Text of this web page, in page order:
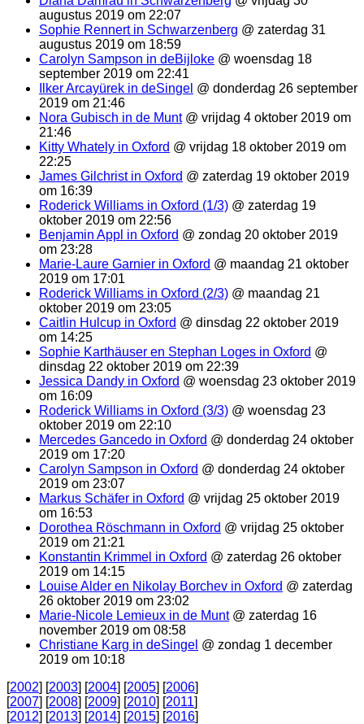
augustus 2019 om 22:07
Sophie Rennert in Schwarzenberg @ zaterdag 31
augustus 2019 om 18:59
Carolyn Sampson in deBijloke @ woensdag 18
september 2019 om 22:41
Ilker Arcayürek in deSingel @ donderdag 26 september
2019 om 21:46
Nora Gubisch in de Munt@ vrijdag 4 oktober 2019 om
21:46
Kitty Whately in Oxford @ vrijdag 18 oktober 2019 om
22:25
James Gilchrist in Oxford @ zaterdag 19 oktober 2019
om 16:39
Roderick Williams in Oxford (1/3) @ zaterdag 19
oktober 2019 om 22:56
Benjamin Appl in Oxford @ zondag 20 oktober 2019
om 23:28
Marie-Laure Garnier in Oxford @ maandag 21 oktober
2019 om 17:01
Roderick Williams in Oxford (2/3) @ maandag 21
oktober 2019 om 23:05
Caitlin Hulcup in Oxford @ dinsdag 22 oktober 2019
om 14:25
Sophie Karthäuser en Stephan Loges in Oxford @
dinsdag 22 oktober 2019 om 22:39
Jessica Dandy in Oxford @ woensdag 23 oktober 2019
om 16:09
Roderick Williams in Oxford (3/3) @ woensdag 23
oktober 2019 om 22:10
Mercedes Gancedo in Oxford @ donderdag 24 oktober
2019 om 17:20
Carolyn Sampson in Oxford @ donderdag 24 oktober
2019 om 23:07
Markus Schäfer in Oxford @ vrijdag 25 oktober 2019
om 16:53
Dorothea Röschmann in Oxford @ vrijdag 25 oktober
2019 om 21:21
Konstantin Krimmel in Oxford @ zaterdag 26 oktober
2019 om 14:15
Louise Alder en Nikolay Borchev in Oxford @ zaterdag
26 oktober 2019 om 23:02
Marie-Nicole Lemieux in de Munt@ zaterdag 16
november 2019 om 08:58
Christiane Karg in deSingel @ zondag 1 december
2019 om 10:18
[2002] [2003] [2004] [2005] [2006]
[2007] [2008] [2009] [2010] [2011]
[2012] [2013] [2014] [2015] [2016]